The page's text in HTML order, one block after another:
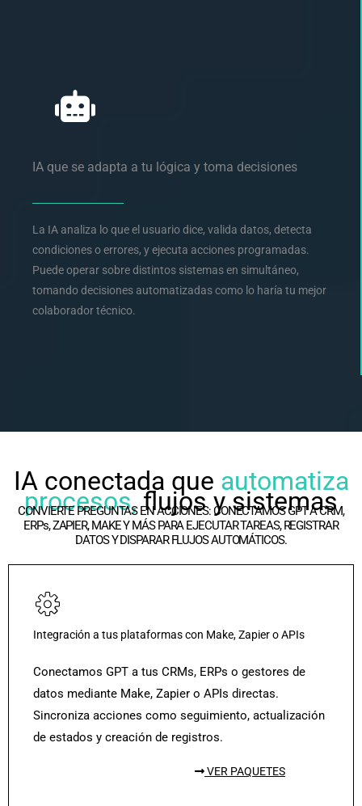
IA que se adapta a tu lógica y toma decisiones
La IA analiza lo que el usuario dice, valida datos, detecta
condiciones o errores, y ejecuta acciones programadas.
Puede operar sobre distintos sistemas en simultáneo,
tomando decisiones automatizadas como lo haría tu mejor
colaborador técnico.
IA conectada que automatiza
procesos,flujos y sistemas
CONVIERTE PREGUNTAS EN ACCIONES: CONECTAMOS GPT A CRM,
ERPs, ZAPIER, MAKE Y MÁS PARA EJECUTAR TAREAS, REGISTRAR
DATOS Y DISPARAR FLUJOS AUTOMÁTICOS.
Integración a tus plataformas con Make, Zapier o APIs
Conectamos GPT a tus CRMs, ERPs o gestores de
datos mediante Make, Zapier o APIs directas.
Sincroniza acciones como seguimiento, actualización
de estados y creación de registros.
VER PAQUETES